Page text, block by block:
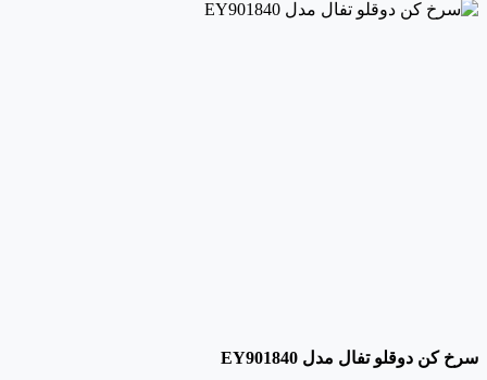
سرخ کن دوقلو تفال مدل EY901840